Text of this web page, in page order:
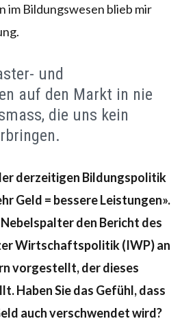
im Bildungswesen blieb mir
und
auf den Markt in nie
die uns kein
derzeitigen Bildungspolitik
Geld = bessere Leistungen».
den Bericht des
Wirtschaftspolitik (IWP) an
vorgestellt, der dieses
Haben Sie das Gefühl, dass
auch verschwendet wird?